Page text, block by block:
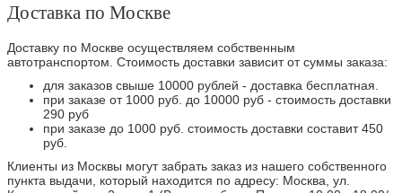
Доставка по Москве
Доставку по Москве осуществляем собственным
автотранспортом. Стоимость доставки зависит от суммы заказа:
для заказов свыше 10000 рублей - доставка бесплатная.
при заказе от 1000 руб. до 10000 руб - стоимость доставки
290 руб
при заказе до 1000 руб. стоимость доставки составит 450
руб.
Клиенты из Москвы могут забрать заказ из нашего собственного
пункта выдачи, который находится по адресу: Москва, ул.